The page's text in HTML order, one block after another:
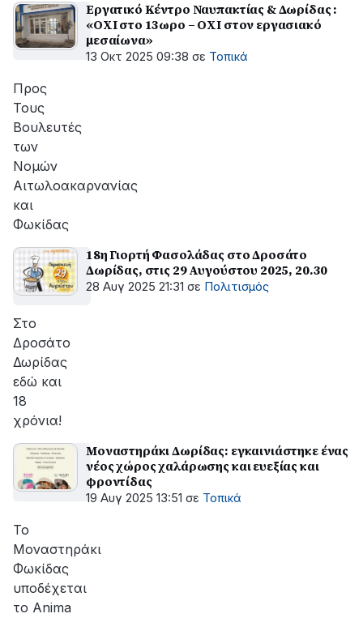
Εργατικό Κέντρο Ναυπακτίας & Δωρίδας :
«ΟΧΙ στο 13ωρο – ΟΧΙ στον εργασιακό
μεσαίωνα»
13 Οκτ 2025 09:38 σε Τοπικά
Προς
Τους
Βουλευτές
των
Νομών
Αιτωλοακαρνανίας
και
Φωκίδας
18η Γιορτή Φασολάδας στο Δροσάτο
Δωρίδας, στις 29 Αυγούστου 2025, 20.30
28 Αυγ 2025 21:31 σε Πολιτισμός
Στο
Δροσάτο
Δωρίδας
εδώ και
18
χρόνια!
Μοναστηράκι Δωρίδας: εγκαινιάστηκε ένας
νέος χώρος χαλάρωσης και ευεξίας και
φροντίδας
19 Αυγ 2025 13:51 σε Τοπικά
Το
Μοναστηράκι
Φωκίδας
υποδέχεται
το Anima